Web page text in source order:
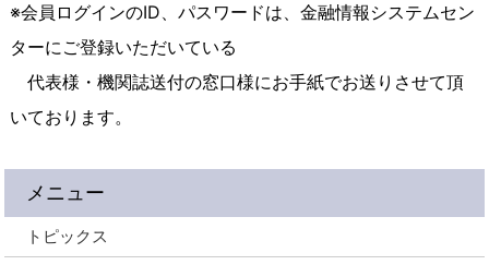
※会員ログインのID、パスワードは、金融情報システムセン
ターにご登録いただいている
代表様・機関誌送付の窓口様にお手紙でお送りさせて頂
いております。
メニュー
トピックス